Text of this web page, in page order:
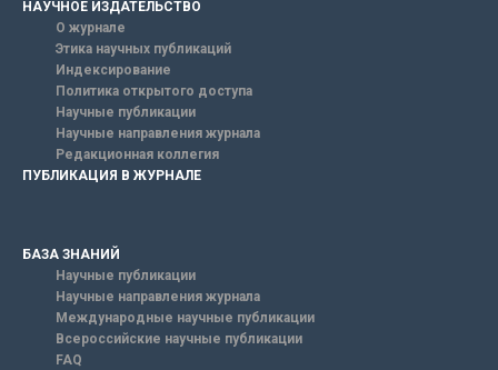
НАУЧНОЕ ИЗДАТЕЛЬСТВО
О журнале
Этика научных публикаций
Индексирование
Политика открытого доступа
Научные публикации
Научные направления журнала
Редакционная коллегия
ПУБЛИКАЦИЯ В ЖУРНАЛЕ
БАЗА ЗНАНИЙ
Научные публикации
Научные направления журнала
Международные научные публикации
Всероссийские научные публикации
FAQ